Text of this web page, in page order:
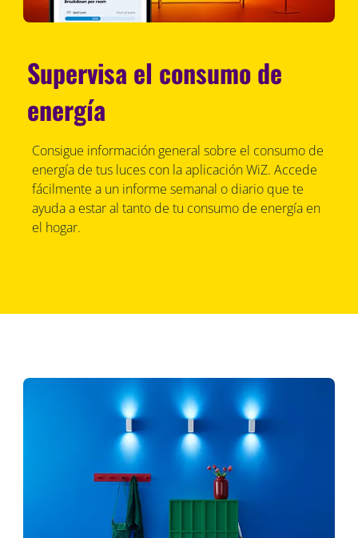
Supervisa el consumo de
energía
Consigue información general sobre el consumo de
energía de tus luces con la aplicación WiZ. Accede
fácilmente a un informe semanal o diario que te
ayuda a estar al tanto de tu consumo de energía en
el hogar.